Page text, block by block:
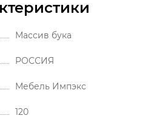
Массив бука
РОССИЯ
Мебель Импэкс
120